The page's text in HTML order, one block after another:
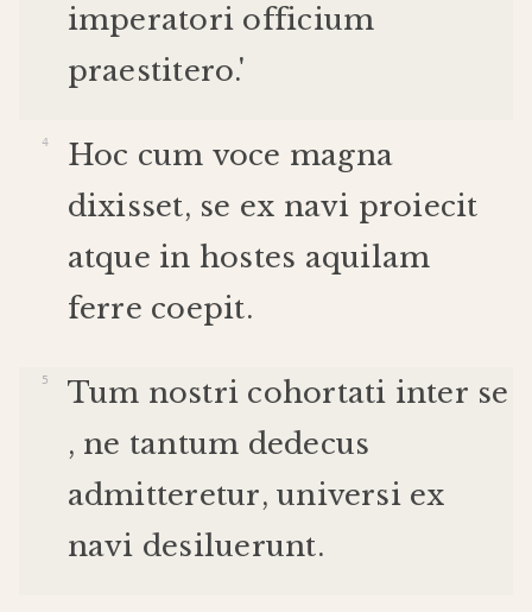
imperatori officium
praestitero.'
Hoc cum voce magna
dixisset, se ex navi proiecit
atque in hostes aquilam
ferre coepit.
Tum nostri cohortati inter se
, ne tantum dedecus
admitteretur,universi ex
navi desiluerunt.